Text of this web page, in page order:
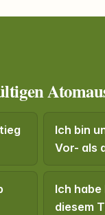
Ich bin
Vor- als
Ich
diesem